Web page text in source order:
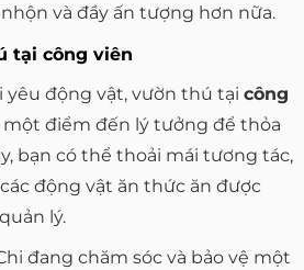
và đầy ấn tượng hơn nữa.
tại công viên
động vật, vườn thú tại công
một điểm đến lý tưởng để thỏa
bạn có thể thoải mái tương tác,
động vật ăn thức ăn được
lý.
đang chăm sóc và bảo vệ một